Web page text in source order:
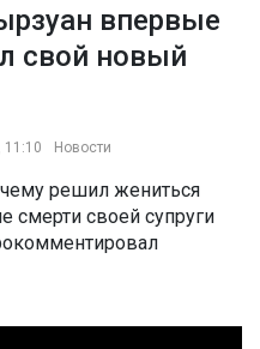
впервые
свой новый
11:10 Новости
решил жениться
смерти своей супруги